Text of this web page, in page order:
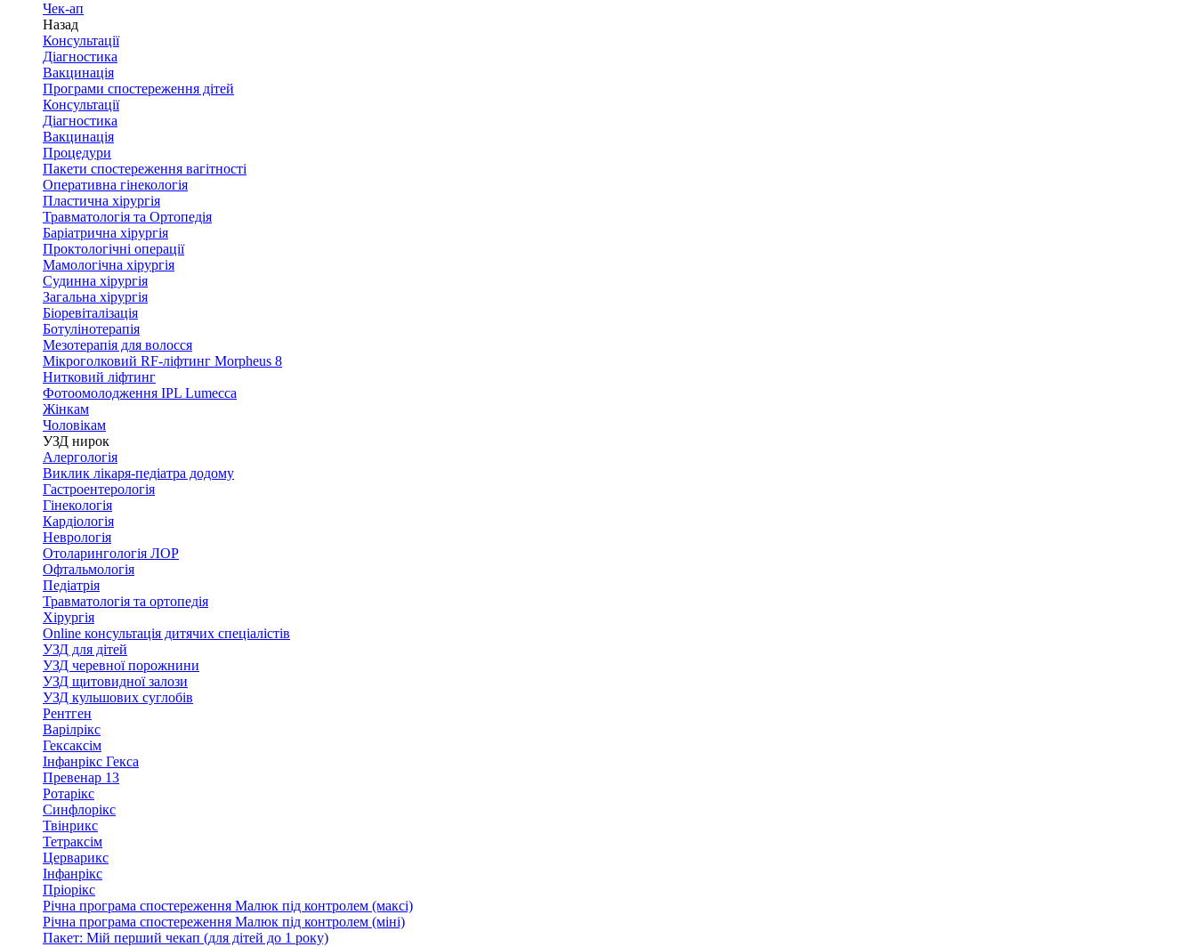
Чек-ап
Назад
Консультації
Діагностика
Вакцинація
Програми спостереження дітей
Консультації
Діагностика
Вакцинація
Процедури
Пакети спостереження вагітності
Оперативна гінекологія
Пластична хірургія
Травматологія та Ортопедія
Баріатрична хірургія
Проктологічні операції
Мамологічна хірургія
Судинна хірургія
Загальна хірургія
Біоревіталізація
Ботулінотерапія
Мезотерапія для волосся
Мікроголковий RF-ліфтинг Morpheus 8
Нитковий ліфтинг
Фотоомолодження IPL Lumecca
Жінкам
Чоловікам
УЗД нирок
Алергологія
Виклик лікаря-педіатра додому
Гастроентерологія
Гінекологія
Кардіологія
Неврологія
Отоларингологія ЛОР
Офтальмологія
Педіатрія
Травматологія та ортопедія
Хірургія
Online консультація дитячих спеціалістів
УЗД для дітей
УЗД черевної порожнини
УЗД щитовидної залози
УЗД кульшових суглобів
Рентген
Варілрікс
Гексаксім
Інфанрікс Гекса
Превенар 13
Ротарікс
Синфлорікс
Твінрикс
Тетраксім
Церварикс
Інфанрікс
Пріорікс
Річна програма спостереження Малюк під контролем (максі)
Річна програма спостереження Малюк під контролем (міні)
Пакет: Мій перший чекап (для дітей до 1 року)